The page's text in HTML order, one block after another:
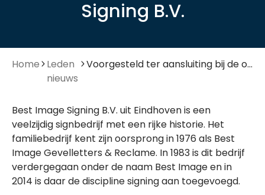
Signing B.V.
Home
Leden
nieuws
Voorgesteld ter aansluiting bij de organisatie: Best Image Signing B.V.
Best Image Signing B.V. uit Eindhoven is een
veelzijdig signbedrijf met een rijke historie. Het
familiebedrijf kent zijn oorsprong in 1976 als Best
Image Gevelletters & Reclame. In 1983 is dit bedrijf
verdergegaan onder de naam Best Image en in
2014 is daar de discipline signing aan toegevoegd.